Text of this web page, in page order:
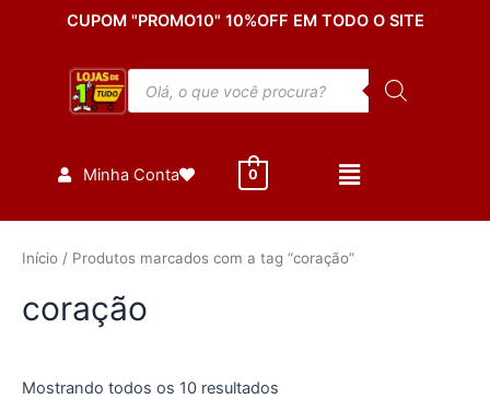
CUPOM "PROMO10" 10%OFF EM TODO O SITE
Pesquisar
produtos
Minha Conta 0
Início / Produtos marcados com a tag “coração”
coração
Mostrando todos os 10 resultados
por